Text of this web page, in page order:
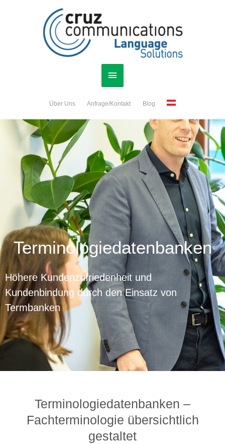
Über Uns Anfrage/Kontakt Blog
Terminologiedatenbanken
Höhere Kundenzufriedenheit und
Kundenbindung durch den Einsatz von
Termbanken
Terminologiedatenbanken –
Fachterminologie übersichtlich
gestaltet